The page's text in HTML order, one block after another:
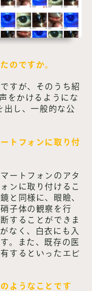
のですか。
すが、そのうち紹
をかけるようにな
出し、一般的な公
トフォンに取り付
ートフォンのアタ
ンに取り付けるこ
と同様に、眼瞼、
子体の観察を行
することができま
なく、白衣にも入
。また、既存の医
するといったエビ
ようなことです